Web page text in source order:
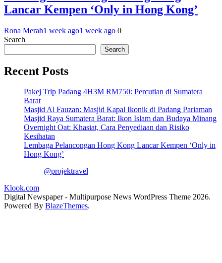
Lancar Kempen ‘Only in Hong Kong’
Rona Merah1 week ago1 week ago 0
Search
Search
Recent Posts
Pakej Trip Padang 4H3M RM750: Percutian di Sumatera
Barat
Masjid Al Fauzan: Masjid Kapal Ikonik di Padang Pariaman
Masjid Raya Sumatera Barat: Ikon Islam dan Budaya Minang
Overnight Oat: Khasiat, Cara Penyediaan dan Risiko
Kesihatan
Lembaga Pelancongan Hong Kong Lancar Kempen ‘Only in
Hong Kong’
@projektravel
Klook.com
Digital Newspaper - Multipurpose News WordPress Theme 2026.
Powered By BlazeThemes.